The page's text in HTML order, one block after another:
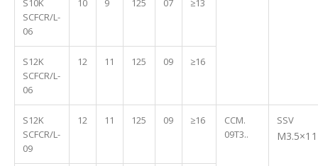
S10K
SCFCR/L-
06
10 9 125 07 ≥13
S12K
SCFCR/L-
06
12 11 125 09 ≥16
S12K
SCFCR/L-
09
12 11 125 09 ≥16
CCM.
09T3..
SSV
M3.5×11